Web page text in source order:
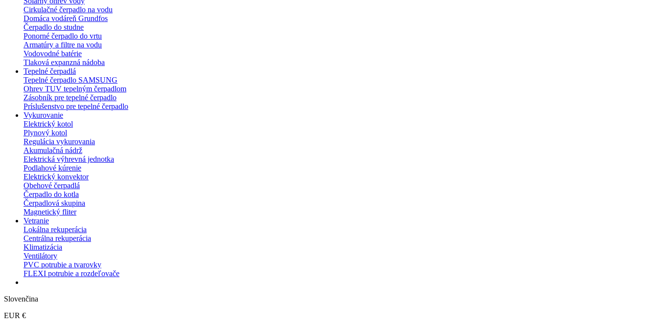
Cirkulačné čerpadlo na vodu
Domáca vodáreň Grundfos
Čerpadlo do studne
Ponorné čerpadlo do vrtu
Armatúry a filtre na vodu
Vodovodné batérie
Tlaková expanzná nádoba
Tepelné čerpadlá
Tepelné čerpadlo SAMSUNG
Ohrev TUV tepelným čerpadlom
Zásobník pre tepelné čerpadlo
Príslušenstvo pre tepelné čerpadlo
Vykurovanie
Elektrický kotol
Plynový kotol
Regulácia vykurovania
Akumulačná nádrž
Elektrická výhrevná jednotka
Podlahové kúrenie
Elektrický konvektor
Obehové čerpadlá
Čerpadlo do kotla
Čerpadlová skupina
Magnetický fliter
Vetranie
Lokálna rekuperácia
Centrálna rekuperácia
Klimatizácia
Ventilátory
PVC potrubie a tvarovky
FLEXI potrubie a rozdeľovače
Slovenčina
EUR €